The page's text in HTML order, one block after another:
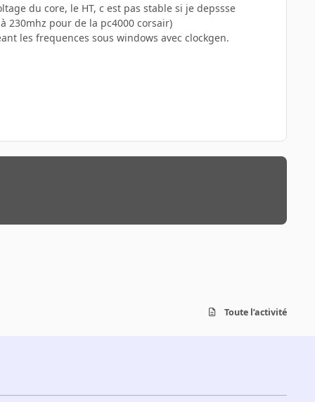
du core, le HT, c est pas stable si je depssse
230mhz pour de la pc4000 corsair)
les frequences sous windows avec clockgen.
Toute l’activité